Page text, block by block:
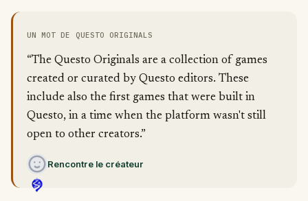
UN MOT DE QUESTO ORIGINALS
“The Questo Originals are a collection of games
created or curated by Questo editors. These
include also the first games that were built in
Questo, in a time when the platform wasn't still
open to other creators.”
Rencontre le créateur